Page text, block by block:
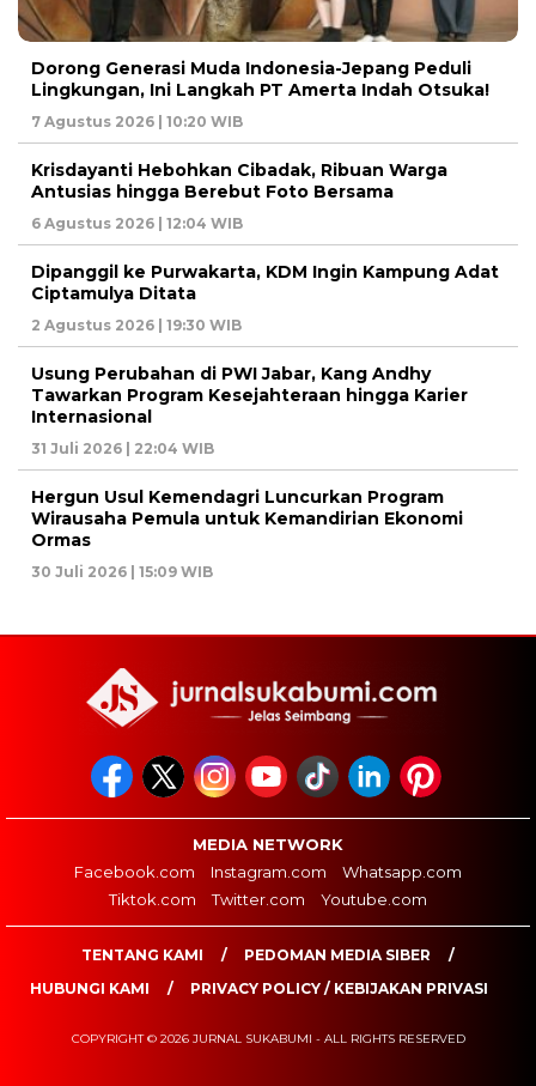
Dorong Generasi Muda Indonesia-Jepang Peduli
Lingkungan, Ini Langkah PT Amerta Indah Otsuka!
7 Agustus 2026 | 10:20 WIB
Krisdayanti Hebohkan Cibadak, Ribuan Warga
Antusias hingga Berebut Foto Bersama
6 Agustus 2026 | 12:04 WIB
Dipanggil ke Purwakarta, KDM Ingin Kampung Adat
Ciptamulya Ditata
2 Agustus 2026 | 19:30 WIB
Usung Perubahan di PWI Jabar, Kang Andhy
Tawarkan Program Kesejahteraan hingga Karier
Internasional
31 Juli 2026 | 22:04 WIB
Hergun Usul Kemendagri Luncurkan Program
Wirausaha Pemula untuk Kemandirian Ekonomi
Ormas
30 Juli 2026 | 15:09 WIB
MEDIA NETWORK
Facebook.com
Instagram.com
Whatsapp.com
Tiktok.com
Twitter.com Youtube.com
TENTANG KAMI
PEDOMAN MEDIA SIBER
HUBUNGI KAMI
PRIVACY POLICY / KEBIJAKAN PRIVASI
COPYRIGHT © 2026 JURNAL SUKABUMI - ALL RIGHTS RESERVED